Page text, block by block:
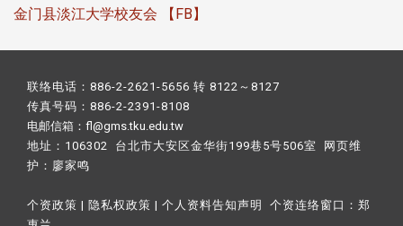
金门县淡江大学校友会 【FB】
联络电话：886-2-2621-5656 转 8122～8127
传真号码：886-2-2391-8108
电邮信箱：fl@gms.tku.edu.tw
地址：106302 台北市大安区金华街199巷5号506室 网页维
护： 廖家鸣​
个资政策 | 隐私权政策 | 个人资料告知声明 个资连络窗口： 郑